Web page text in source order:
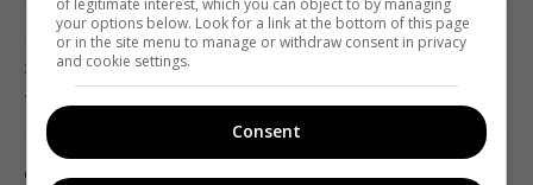
04:37 п'ятниця, 07 серпня 2026
214 мільйонів років тому астероїд залишив
у Канаді "око", видиме з космосу
04:31 п'ятниця, 07 серпня 2026
Яка ідеальна пара для Близнюків: три
знаки, з якими союз є майже бездоганним
7 серпня 2026, 04:54
Супертест на IQ: потрібно знайти 3
of legitimate interest, which you can object to by managing
your options below. Look for a link at the bottom of this page
or in the site menu to manage or withdraw consent in privacy
and cookie settings.
Consent